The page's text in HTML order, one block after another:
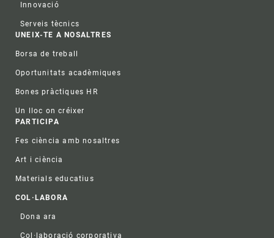
Innovació
Serveis tècnics
UNEIX-TE A NOSALTRES
Borsa de treball
Oportunitats acadèmiques
Bones pràctiques HR
Un lloc on créixer
PARTICIPA
Fes ciència amb nosaltres
Art i ciència
Materials educatius
COL·LABORA
Dona ara
Col·laboració corporativa